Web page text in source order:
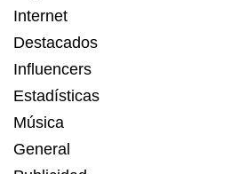
Internet
Destacados
Influencers
Estadísticas
Música
General